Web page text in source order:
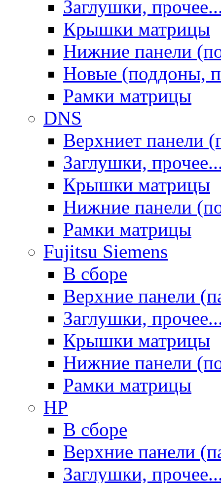
Заглушки,
Крышки матрицы
Нижние панели
Новые (поддоны,
Рамки матрицы
DNS
Верхниет панели
Заглушки,
Крышки матрицы
Нижние панели
Рамки матрицы
Fujitsu Siemens
В сборе
Верхние панели
Заглушки,
Крышки матрицы
Нижние панели
Рамки матрицы
HP
В сборе
Верхние панели
Заглушки,